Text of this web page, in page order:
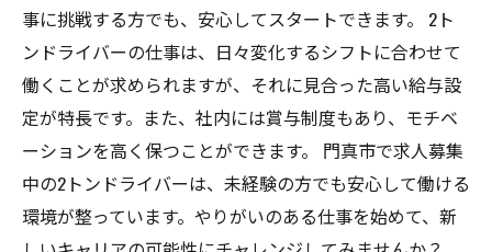
事に挑戦する方でも、安心してスタートできます。 2ト
ンドライバーの仕事は、日々変化するシフトに合わせて
働くことが求められますが、それに見合った高い給与設
定が特長です。また、社内には賞与制度もあり、モチベ
ーションを高く保つことができます。 門真市で求人募集
中の2トンドライバーは、未経験の方でも安心して働ける
環境が整っています。やりがいのある仕事を始めて、新